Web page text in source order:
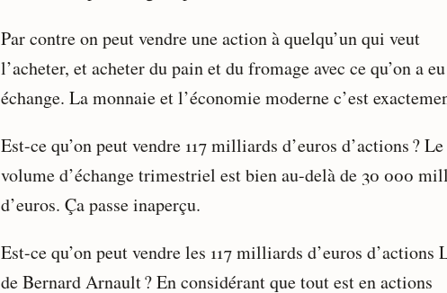
Par contre on peut vendre une action à quelqu’un qui veut
l’acheter, et acheter du pain et du fromage avec ce qu’on a
échange. La monnaie et l’économie moderne c’est
Est-ce qu’on peut vendre 117 milliards d’euros d’actions ? Le
volume d’échange trimestriel est bien au-delà de 30 000
d’euros. Ça passe inaperçu.
Est-ce qu’on peut vendre les 117 milliards d’euros d’actions
de Bernard Arnault ? En considérant que tout est en actions